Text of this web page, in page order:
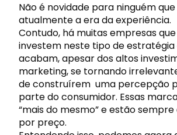
Não é novidade para ninguém
atualmente a era daexperiência.
Contudo, há muitas empresas
investem neste tipo de estratégia
acabam, apesar dos altos
marketing, se tornando
de construírem uma percepção
parte do consumidor. Essas
“mais do mesmo” e estão
por preço.